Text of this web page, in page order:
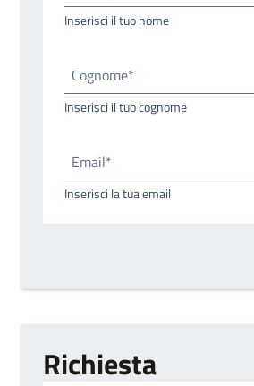
Inserisci il tuo nome
Cognome*
Inserisci il tuo cognome
Email*
Inserisci la tua email
Richiesta